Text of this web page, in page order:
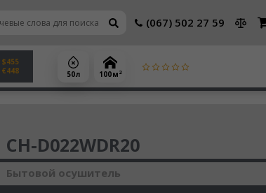
(067) 502 27 59
$455
€448
50 л 100 м 2
Осушитель воздуха
CH-D022WDR20
Бытовой осушитель